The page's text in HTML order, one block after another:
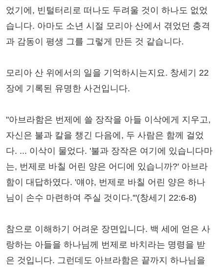
었기에, 빈털터리로 떠나도 두려울 것이 하나도 없었
습니다. 아마도 소년 시절 모리아 산에서 겪었던 충격
과 감동이 평생 그를 그렇게 만든 것 같습니다.
모리아 산 위에서의 일을 기억하시는지요. 창세기 22
장에 기록된 유명한 사건입니다.
"아브라함은 번제에 쓸 장작을 아들 이삭에게 지우고,
자신은 불과 칼을 챙긴 다음에, 두 사람은 함께 걸었
다. ... 이삭이 물었다. '불과 장작은 여기에 있습니다마
는, 번제로 바칠 어린 양은 어디에 있습니까?' 아브라
함이 대답하였다. '얘야, 번제로 바칠 어린 양은 하나
님이 손수 마련하여 주실 것이다.'"(창세기 22:6-8)
참으로 이해하기 어려운 장면입니다. 백 세에 얻은 사
랑하는 아들을 하나님께 번제로 바치라는 명령을 받
은 것입니다. 그런데도 아브라함은 끝까지 하나님을